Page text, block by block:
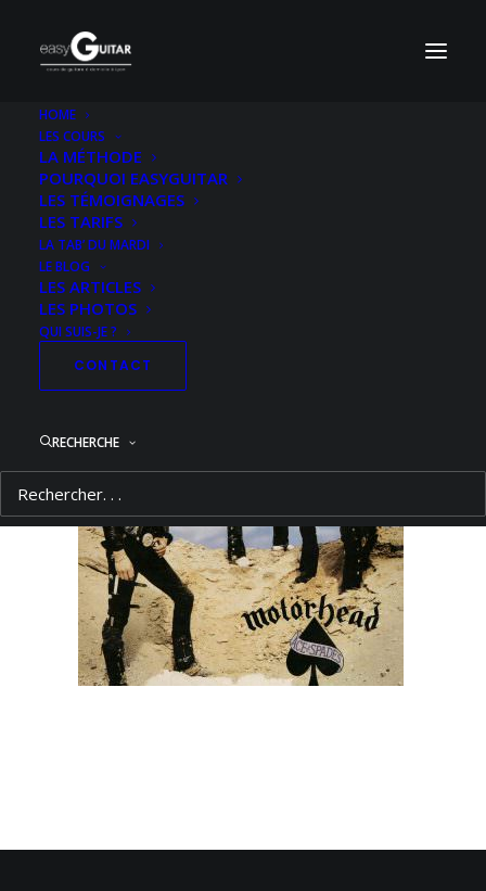
HOME
LES COURS
LA MÉTHODE
POURQUOI EASYGUITAR
LES TÉMOIGNAGES
LES TARIFS
LA TAB’ DU MARDI
LE BLOG
LES ARTICLES
LES PHOTOS
QUI SUIS-JE ?
CONTACT
RECHERCHE
Pochette-Motorhead-Ace-Of-Spades-HD
Accueil Electrique Niveau 2
Pochette-Motorhead-Ace-Of-Spades-HD